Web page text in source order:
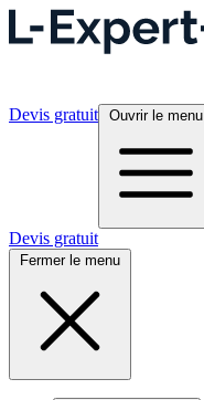
Devis gratuit Ouvrir le menu
Devis gratuit
Fermer le menu